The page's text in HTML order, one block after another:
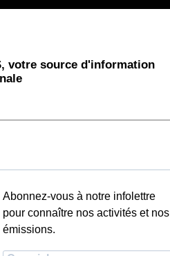
votre source d'information
Abonnez-vous à notre infolettre
pour connaître nos activités et nos
émissions.